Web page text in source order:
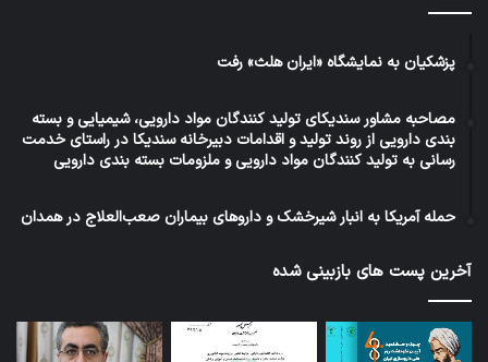
پزشکیان به نمایشگاه «ایران هلث» رفت
مصاحبه مشاور سندیکای تولید کنندگان مواد دارویی، شیمیایی و بسته
بندی دارویی از روند تولید و اقدامات دبیرخانه سندیکا در راستای خدمت
رسانی به تولید کنندگان مواد دارویی و ملزومات بسته بندی دارویی
حمله آمریکا به انبار شیرخشک و داروهای بیماران صعب‌العلاج در همدان
آخرین پست های بازبینی شده